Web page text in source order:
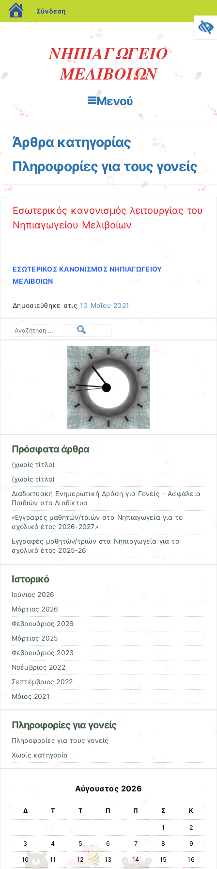
blogs.sch.gr
Σύνδεση
ΝΗΠΙΑΓΩΓΕΙΟ
ΜΕΛΙΒΟΙΩΝ
Μενού
Μετάβαση στο περιεχόμενο
Άρθρα κατηγορίας
Πληροφορίες για τους γονείς
Εσωτερικός κανονισμός λειτουργίας του
Νηπιαγωγείου Μελιβοίων
ΕΣΩΤΕΡΙΚΟΣ ΚΑΝΟΝΙΣΜΟΣ ΝΗΠΙΑΓΩΓΕΙΟΥ
ΜΕΛΙΒΟΙΩΝ
Δημοσιεύθηκε στις 10 Μαΐου 2021
Αναζήτηση
Πρόσφατα άρθρα
(χωρίς τίτλο)
(χωρίς τίτλο)
Διαδικτυακή Ενημερωτική Δράση για Γονείς – Ασφάλεια
Παιδιών στο Διαδίκτυο
«Εγγραφές μαθητών/τριών στα Νηπιαγωγεία για το
σχολικό έτος 2026-2027»
Εγγραφές μαθητών/τριών στα Νηπιαγωγεία για το
σχολικό έτος 2025-26
Ιστορικό
Ιούνιος 2026
Μάρτιος 2026
Φεβρουάριος 2026
Μάρτιος 2025
Φεβρουάριος 2023
Νοέμβριος 2022
Σεπτέμβριος 2022
Μάιος 2021
Πληροφορίες για γονείς
Πληροφορίες για τους γονείς
Χωρίς κατηγορία
Αύγουστος 2026
Δ Τ Τ Π Π Σ Κ
1 2
3 4 5 6 7 8 9
10 11 12 13 14 15 16